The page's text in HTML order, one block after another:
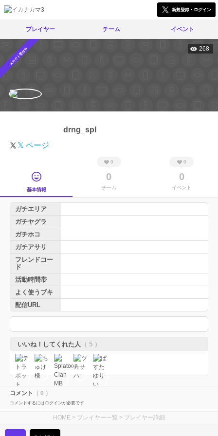
新規登録・ログイン
プレイヤー チーム イベント
スカウト受付中 268
drng_spl
𝕏 ページ
基本情報
0
0
チーム
0
0
イベント
ガチエリア
ガチヤグラ
ガチホコ
ガチアサリ
フレンドコー
ド
活動時間帯
よく使うブキ
配信URL
いいね！してくれた人 （ 5 ）
コメント （ 0 ）
コメントするにはログインが必要です
HOME > プレイヤー一覧 > プレイヤー詳細